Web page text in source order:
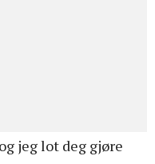
jeg lot deg gjøre